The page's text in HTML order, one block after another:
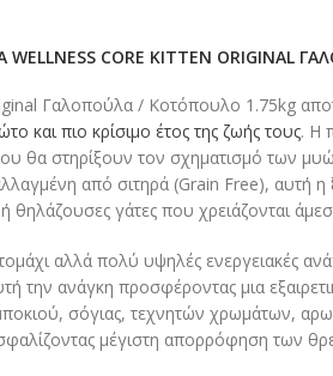
CORE KITTEN ORIGINAL
Γαλοπούλα / Κοτόπουλο 1.75kg
και πιο κρίσιμο έτος της ζωής τους. Η
θα στηρίξουν τον σχηματισμό των
από σιτηρά (Grain Free), αυτή
ή θηλάζουσες γάτες που χρειάζονται
αλλά πολύ υψηλές ενεργειακές
την ανάγκη προσφέροντας μια
σόγιας, τεχνητών χρωμάτων,
μέγιστη απορρόφηση των